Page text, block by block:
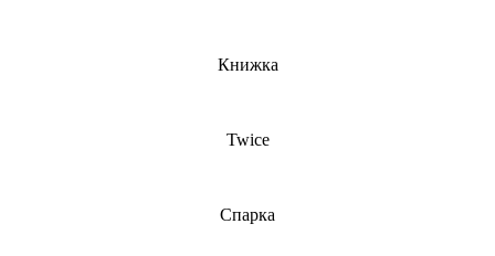
Книжка
Twice
Спарка